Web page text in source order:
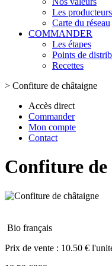
Les
Carte du réseau
COMMANDER
Les étapes
Points de
Recettes
> Confiture de châtaigne
Accès direct
Commander
Mon compte
Contact
Confiture de
Bio français
Prix de vente : 10.50 €